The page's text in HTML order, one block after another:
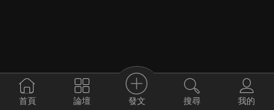
首頁 論壇 發文 搜尋 我的